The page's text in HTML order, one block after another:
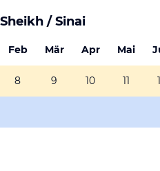
/ Sinai
Feb Mär Apr Mai
8 9 10 11